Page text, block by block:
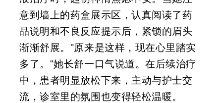
意到墙上的药盒展示区，认真阅读了药
品说明和不良反应提示后，紧锁的眉头
渐渐舒展。"原来是这样，现在心里踏实
多了。"她长舒一口气说道。在后续治疗
中，患者明显放松下来，主动与护士交
流，诊室里的氛围也变得轻松温暖。